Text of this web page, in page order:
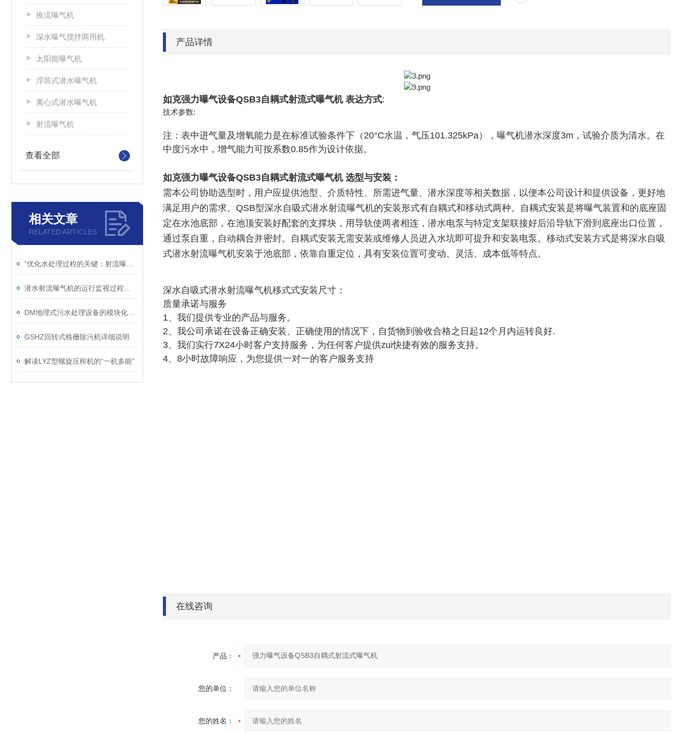
推流曝气机
深水曝气搅拌两用机
太阳能曝气机
浮筒式潜水曝气机
离心式潜水曝气机
射流曝气机
查看全部
相关文章
RELATED ARTICLES
GSHZ回转式格栅除污机详细说明
解读LYZ型螺旋压榨机的“一机多能”
产品详情
如克强力曝气设备QSB3自耦式射流式曝气机 表达方式:
技术参数:
注：表中进气量及增氧能力是在标准试验条件下（20°C水温，气压101.325kPa），曝气机潜水深度3m，试验介质为清水。在
中度污水中，增气能力可按系数0.85作为设计依据。
如克强力曝气设备QSB3自耦式射流式曝气机 选型与安装：
需本公司协助选型时，用户应提供池型、介质特性、所需进气量、潜水深度等相关数据，以便本公司设计和提供设备，更好地
满足用户的需求。QSB型深水自吸式潜水射流曝气机的安装形式有自耦式和移动式两种。自耦式安装是将曝气装置和的底座固
定在水池底部，在池顶安装好配套的支撑块，用导轨使两者相连，潜水电泵与特定支架联接好后沿导轨下滑到底座出口位置，
通过泵自重，自动耦合并密封。自耦式安装无需安装或维修人员进入水坑即可提升和安装电泵。移动式安装方式是将深水自吸
式潜水射流曝气机安装于池底部，依靠自重定位，具有安装位置可变动、灵活、成本低等特点。
深水自吸式潜水射流曝气机移式式安装尺寸：
质量承诺与服务
1、我们提供专业的产品与服务。
2、我公司承诺在设备正确安装、正确使用的情况下，自货物到验收合格之日起12个月内运转良好.
3、我们实行7X24小时客户支持服务，为任何客户提供zui快捷有效的服务支持。
4、8小时故障响应，为您提供一对一的客户服务支持
在线咨询
产品：
您的单位：
您的姓名：